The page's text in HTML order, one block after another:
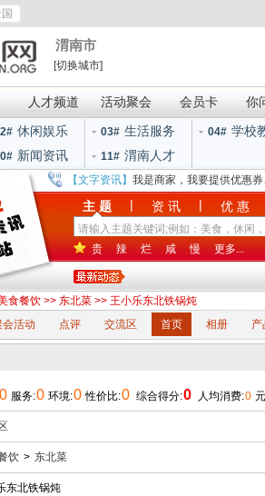
渭南市
[切换城市]
人才频道 活动聚会 会员卡 你
休闲娱乐 03# 生活服务 04# 学校
新闻资讯 11# 渭南人才
【文字资讯】 我是商家，我要提供优惠
主 题 | 资 讯 | 优 惠
贵 辣 烂 咸 慢 更多...
食餐饮 >> 东北菜 >> 王小乐东北铁锅炖
会活动 点评 交流区 首页 相册 产
0 服务:0 环境:0 性价比:0 综合得分:0 人均消费:0
饮 > 东北菜
东北铁锅炖